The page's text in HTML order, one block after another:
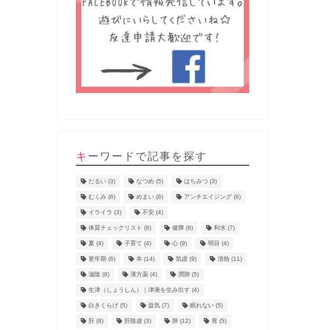
キーワードで記事を探す
だるい(3) なつめ(5) はちみつ (3)
むくみ(6) めまい(6) アンチエイジング(6)
イライラ (3) 不安(4)
体質チェックリスト (8) 健脾(8) 利水 (7)
夏 (4) 子育て (4) 心(9) 明目 (4)
更年期 (6) 本(14) 気虚(9) 清熱(11)
滋陰(8) 漢方薬(4) 潤肺(5)
生津（しょうしん）｜津液を生み出す(4)
白きくらげ(5) 益気(7) 眠れない(5)
肝(8) 肝陰虚(3) 肺(12) 胃 (5)